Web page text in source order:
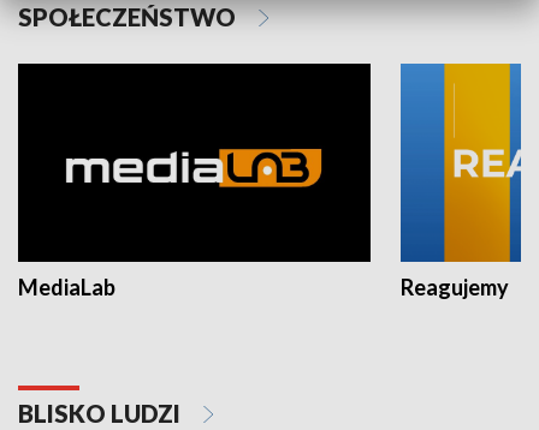
SPOŁECZEŃSTWO
MediaLab Reagujemy
BLISKO LUDZI